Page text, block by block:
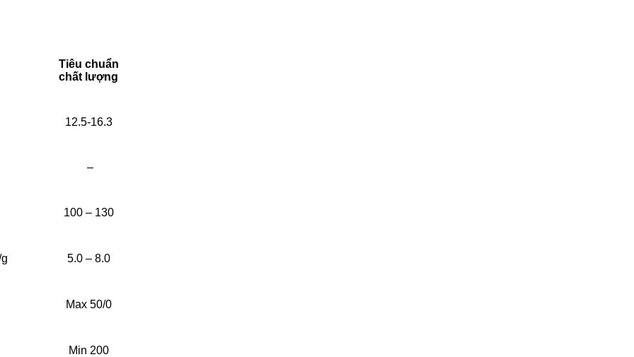
Tiêu chuẩn
chất lượng
12.5-16.3
–
100 – 130
5.0 – 8.0
Max 50/0
Min 200